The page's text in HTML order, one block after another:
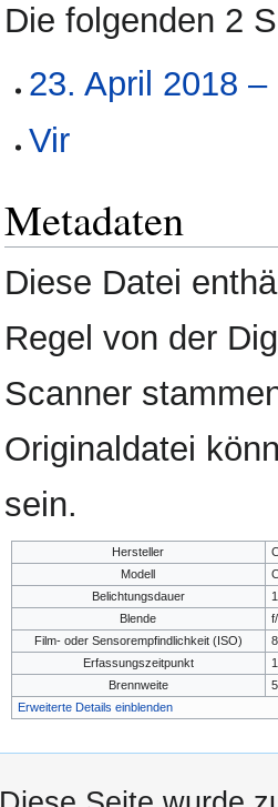
Die folgenden 2
23. April 2018
Vir
Metadaten
Diese Datei
Regel von der
Scanner
Originaldatei
sein.
Hersteller
Modell
Belichtungsdauer
Blende
Film- oder Sensorempfindlichkeit (ISO)
Erfassungszeitpunkt
Brennweite
Erweiterte Details einblenden